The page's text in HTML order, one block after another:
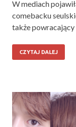
W mediach
comebacku
także
CZYTAJ DALEJ